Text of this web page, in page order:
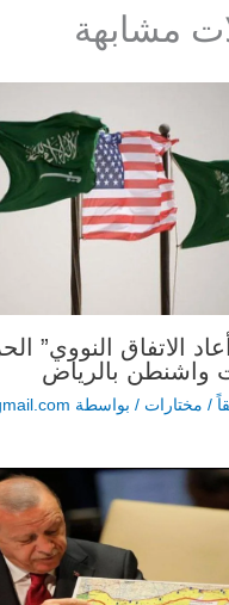
مشابهة
الاتفاق النووي”
واشنطن بالرياض
/ مختارات / بواسطة